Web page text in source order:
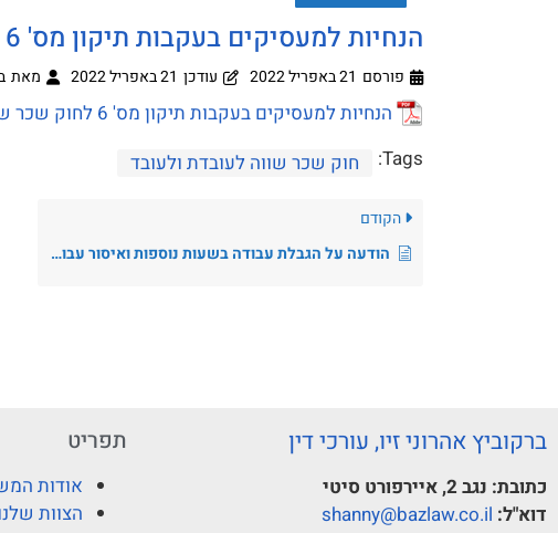
הנחיות למעסיקים בעקבות תיקון מס' 6 לחוק שכר שווה לעובדת ולעובד
פורסם 21 באפריל 2022 עודכן 21 באפריל 2022 מאת
הנחיות למעסיקים בעקבות תיקון מס' 6 לחוק שכר שווה לעובדת ולעובד
Tags:
חוק שכר שווה לעובדת ולעובד
הקודם
הודעה על הגבלת עבודה בשעות נוספות ואיסור עבודה במנוחה שבועית
ברקוביץ אהרוני זיו, עורכי דין
כתובת: נגב 2, איירפורט סיטי
דוא"ל: shanny@bazlaw.co.il
תפריט
אודות
הצוות